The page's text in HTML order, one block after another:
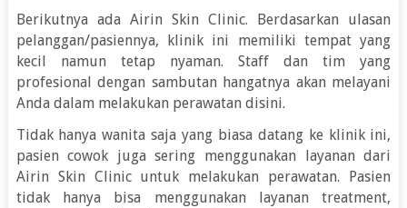
Berikutnya ada Airin Skin Clinic. Berdasarkan ulasan
pelanggan/pasiennya, klinik ini memiliki tempat yang
kecil namun tetap nyaman. Staff dan tim yang
profesional dengan sambutan hangatnya akan melayani
Anda dalam melakukan perawatan disini.
Tidak hanya wanita saja yang biasa datang ke klinik ini,
pasien cowok juga sering menggunakan layanan dari
Airin Skin Clinic untuk melakukan perawatan. Pasien
tidak hanya bisa menggunakan layanan treatment,